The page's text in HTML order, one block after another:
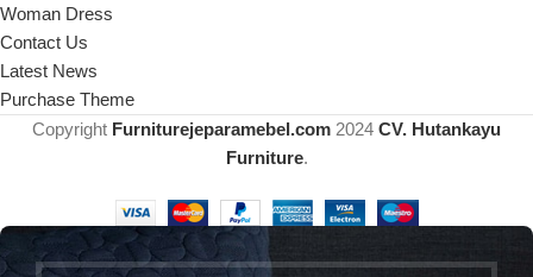
Woman Dress
Contact Us
Latest News
Purchase Theme
Copyright Furniturejeparamebel.com 2024 CV. Hutankayu
Furniture.